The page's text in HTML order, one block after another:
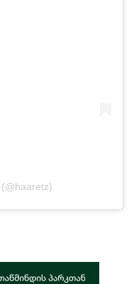
A post shared by הארץ (@haaretz)